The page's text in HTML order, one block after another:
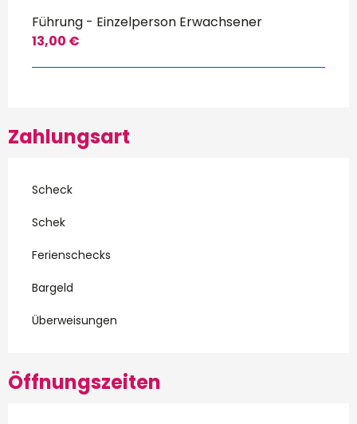
Führung - Einzelperson Erwachsener
13,00 €
Zahlungsart
Scheck
Schek
Ferienschecks
Bargeld
Überweisungen
Öffnungszeiten